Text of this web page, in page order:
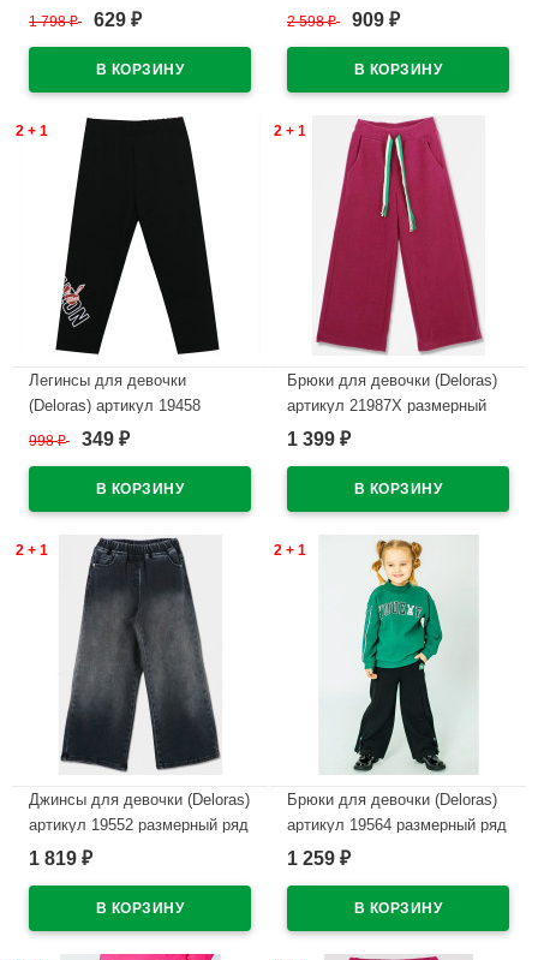
26/98-32/128 цвет салатовый
1 798₽ 629 ₽
размерный ряд 26/98-32/128
2 598₽ 909 ₽
2 + 1
Легинсы для девочки
(Deloras) артикул 19458
размерный ряд 26/98-32/128
998₽ 349 ₽
2 + 1
Брюки для девочки (Deloras)
артикул 21987Х размерный
ряд 26/98-32/128 цвет
1 399 ₽
2 + 1
Джинсы для девочки (Deloras)
артикул 19552 размерный ряд
26/98-32/128 цвет черный
1 819 ₽
2 + 1
Брюки для девочки (Deloras)
артикул 19564 размерный ряд
26/98-32/128 цвет черный
1 259 ₽